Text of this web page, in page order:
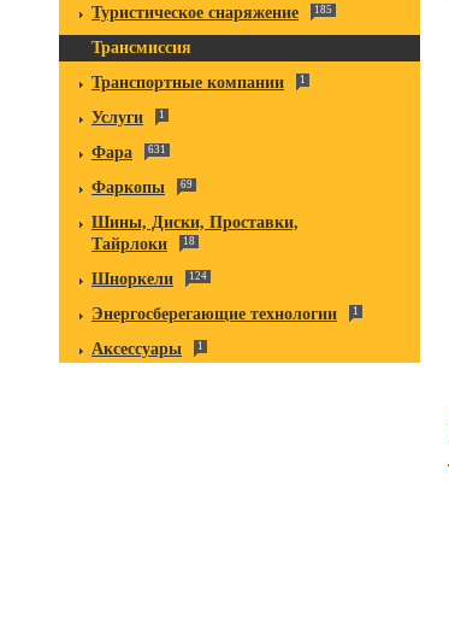
Туристическое снаряжение 185
Трансмиссия
Транспортные компании
1
Услуги 1
Фара 631
Фаркопы 69
Шины, Диски, Проставки,
Тайрлоки
18
Шноркели 124
Энергосберегающие технологии 1
Аксессуары 1